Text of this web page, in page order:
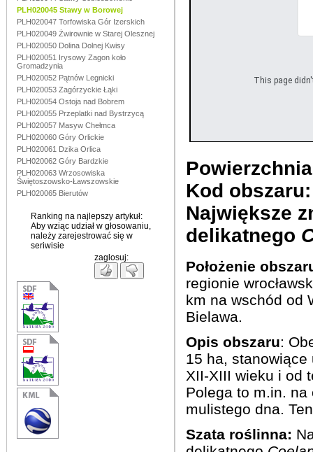
PLH020045 Stawy w Borowej
PLH020047 Torfowiska Gór Izerskich
PLH020049 Żwirownie w Starej Olesznej
PLH020050 Dolina Dolnej Kwisy
PLH020051 Irysowy Zagon koło
Gromadzynia
PLH020052 Pątnów Legnicki
PLH020053 Zagórzyckie Łąki
PLH020054 Ostoja nad Bobrem
PLH020055 Przeplatki nad Bystrzycą
PLH020057 Masyw Chełmca
PLH020060 Góry Orlickie
PLH020061 Dzika Orlica
PLH020062 Góry Bardzkie
PLH020063 Wrzosowiska
Świętoszowsko-Ławszowskie
PLH020065 Bierutów
Ranking na najlepszy artykuł:
Aby wziąc udział w głosowaniu,
należy zarejestrować się w
seriwisie
zaglosuj:
This page
Kod
Największe
delikatnego
Położenie
regionie
km na wschód od
Bielawa.
Opis obszaru:
15 ha, stanowiące
XII-XIII wieku i od
Polega to m.in. na
mulistego dna.
Szata roślinna: